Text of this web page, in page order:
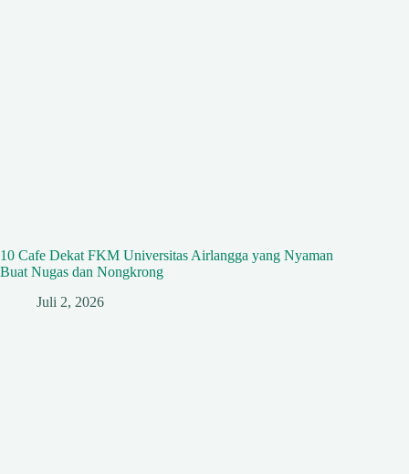
10 Cafe Dekat FKM Universitas Airlangga yang Nyaman
Buat Nugas dan Nongkrong
Juli 2, 2026